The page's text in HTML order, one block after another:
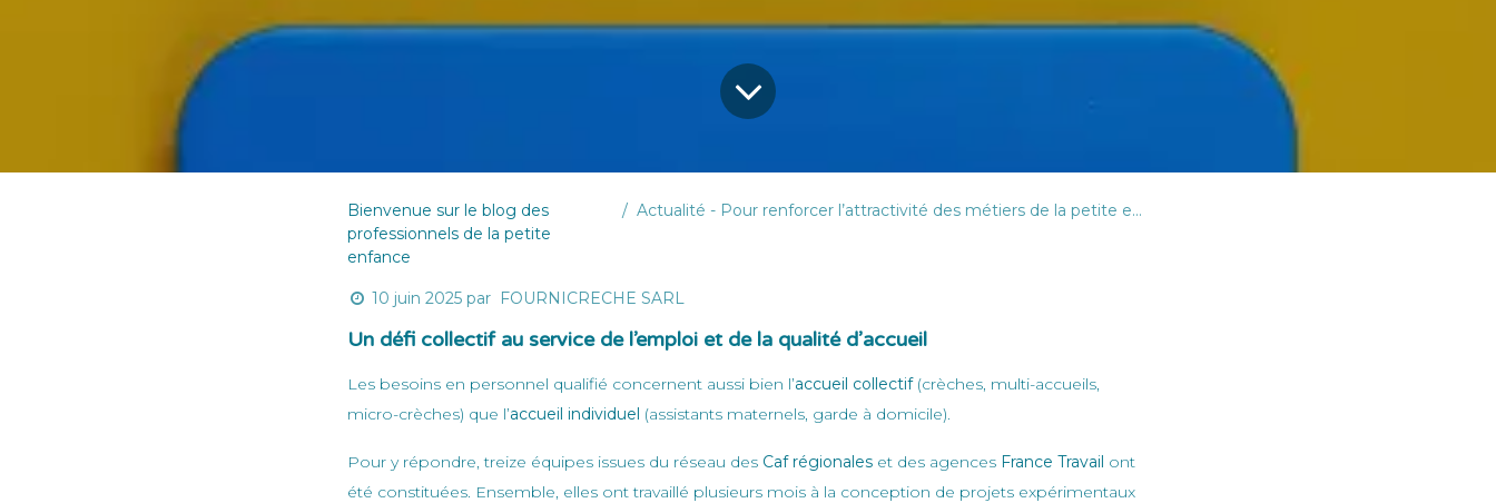
Bienvenue sur le blog des
professionnels de la petite
enfance
Actualité - Pour renforcer l’attractivité des métiers de la petite enfance : cinq projets innovants accompagnés par la CAF
10 juin 2025 par FOURNICRECHE SARL
Un défi collectif au service de l’emploi et de la qualité d’accueil
Les besoins en personnel qualifié concernent aussi bien l’accueil collectif(crèches, multi-accueils,
micro-crèches) que l’accueil individuel (assistants maternels, garde à domicile).
Pour y répondre, treize équipes issues du réseau des Caf régionales et des agences France Travail ont
été constituées. Ensemble, elles ont travaillé plusieurs mois à la conception de projets expérimentaux